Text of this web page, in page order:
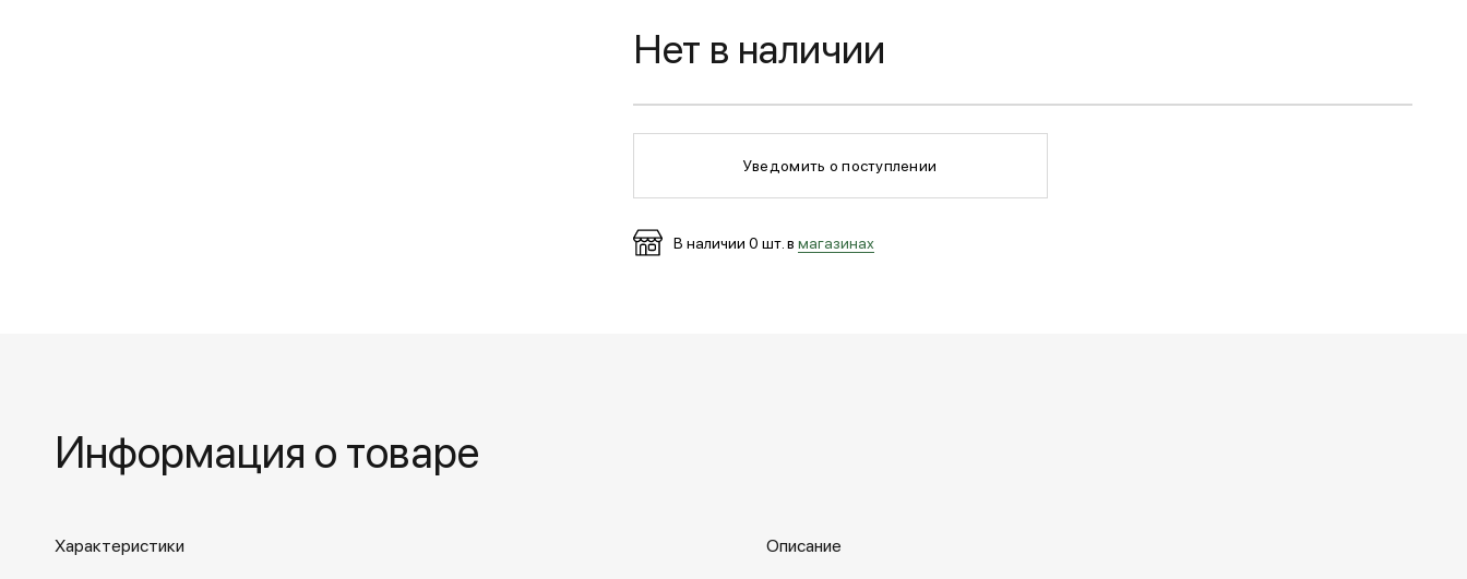
Нет в наличии
Уведомить о поступлении
В наличии 0 шт. в магазинах
Информация о товаре
Характеристики
Описание